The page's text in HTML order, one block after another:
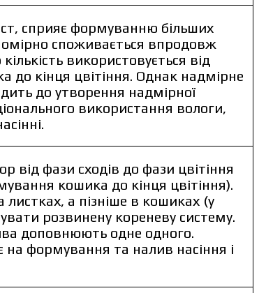
сприяє формуванню більших
споживається впродовж
використовується від
до кінця цвітіння. Однак надмірне
до утворення надмірної
використання вологи,
від фази сходів до фази цвітіння
кошика до кінця цвітіння).
листках, а пізніше в кошиках (у
розвинену кореневу систему.
доповнюють одне одного.
формування та налив насіння і
прорахунку індивідуальної